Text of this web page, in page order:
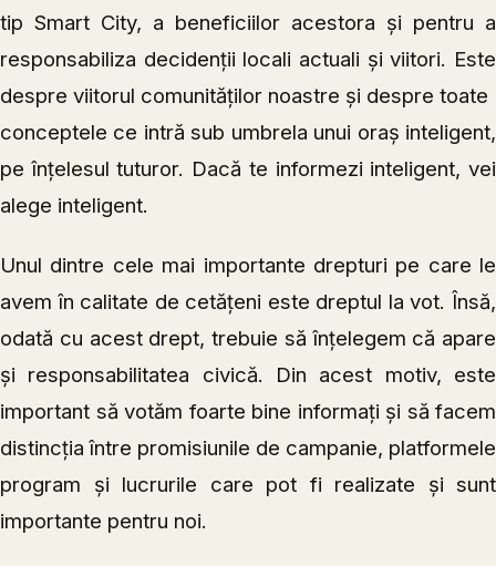
tip Smart City, a beneficiilor acestora și pentru a
responsabiliza decidenții locali actuali și viitori. Este
despre viitorul comunităților noastre și despre toate
conceptele ce intră sub umbrela unui oraș inteligent,
pe înțelesul tuturor. Dacă te informezi inteligent, vei
alege inteligent.
Unul dintre cele mai importante drepturi pe care le
avem în calitate de cetățeni este dreptul la vot. Însă,
odată cu acest drept, trebuie să înţelegem că apare
şi responsabilitatea civică. Din acest motiv, este
important să votăm foarte bine informaţi şi să facem
distincţia între promisiunile de campanie, platformele
program şi lucrurile care pot fi realizate şi sunt
importante pentru noi.